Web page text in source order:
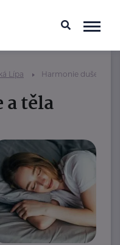
Lípa Harmonie duše a těla
a těla